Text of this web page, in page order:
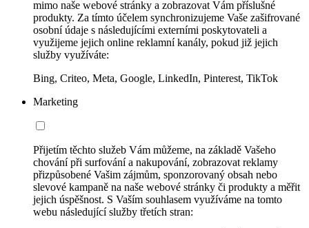
mimo naše webové stránky a zobrazovat Vám příslušné
produkty. Za tímto účelem synchronizujeme Vaše zašifrované
osobní údaje s následujícími externími poskytovateli a
využijeme jejich online reklamní kanály, pokud již jejich
služby využíváte:
Bing, Criteo, Meta, Google, LinkedIn, Pinterest, TikTok
Marketing
Přijetím těchto služeb Vám můžeme, na základě Vašeho
chování při surfování a nakupování, zobrazovat reklamy
přizpůsobené Vašim zájmům, sponzorovaný obsah nebo
slevové kampaně na naše webové stránky či produkty a měřit
jejich úspěšnost. S Vaším souhlasem využíváme na tomto
webu následující služby třetích stran: